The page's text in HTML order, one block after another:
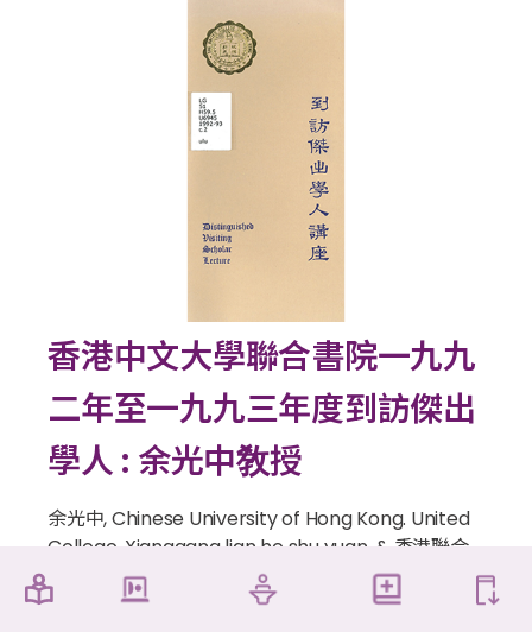
香港中文大學聯合書院一九九
二年至一九九三年度到訪傑出
學人 : 余光中敎授
余光中, Chinese University of Hong Kong. United
College, Xianggang lian he shu yuan, & 香港聯合
書院. (1993).
香港中文大學聯合書院一九九二年至一
九九三年度到訪傑出學人 : 余光中敎授
. 香港: 香港中